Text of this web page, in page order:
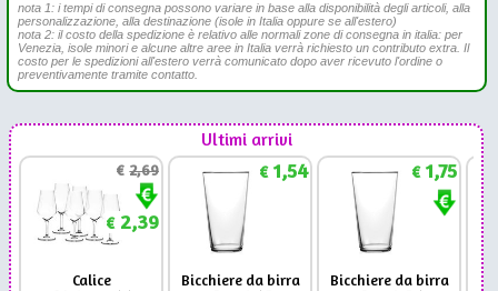
nota 1: i tempi di consegna possono variare in base alla disponibilità degli articoli, alla
personalizzazione, alla destinazione (isole in Italia oppure se all'estero)
nota 2: il costo della spedizione è relativo alle normali zone di consegna in italia: per
Venezia, isole minori e alcune altre aree in Italia verrà richiesto un contributo extra. Il
costo per le spedizioni all'estero verrà comunicato dopo aver ricevuto l'ordine o
preventivamente tramite contatto.
Ultimi arrivi
€2,69
€2,39
Calice
€1,54
Bicchiere da birra
€1,75
Bicchiere da birra